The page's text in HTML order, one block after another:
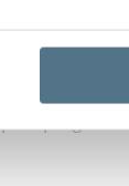
piscina
casa de
programar